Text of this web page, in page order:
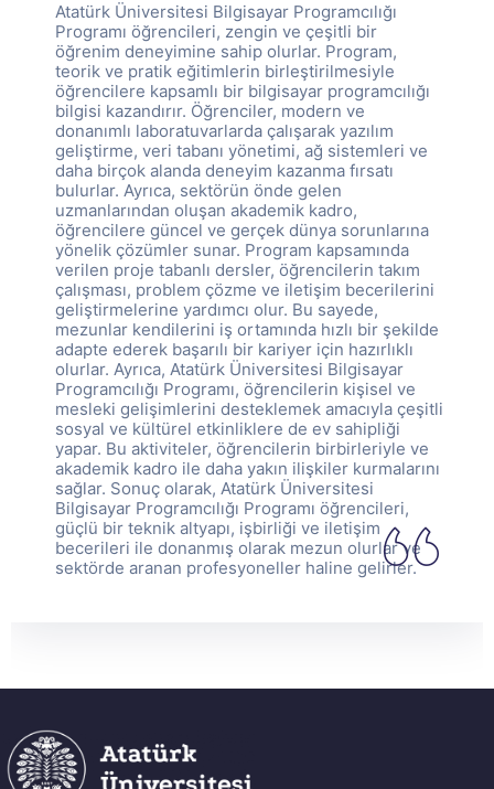
Atatürk Üniversitesi Bilgisayar Programcılığı
Programı öğrencileri, zengin ve çeşitli bir
öğrenim deneyimine sahip olurlar. Program,
teorik ve pratik eğitimlerin birleştirilmesiyle
öğrencilere kapsamlı bir bilgisayar programcılığı
bilgisi kazandırır. Öğrenciler, modern ve
donanımlı laboratuvarlarda çalışarak yazılım
geliştirme, veri tabanı yönetimi, ağ sistemleri ve
daha birçok alanda deneyim kazanma fırsatı
bulurlar. Ayrıca, sektörün önde gelen
uzmanlarından oluşan akademik kadro,
öğrencilere güncel ve gerçek dünya sorunlarına
yönelik çözümler sunar. Program kapsamında
verilen proje tabanlı dersler, öğrencilerin takım
çalışması, problem çözme ve iletişim becerilerini
geliştirmelerine yardımcı olur. Bu sayede,
mezunlar kendilerini iş ortamında hızlı bir şekilde
adapte ederek başarılı bir kariyer için hazırlıklı
olurlar. Ayrıca, Atatürk Üniversitesi Bilgisayar
Programcılığı Programı, öğrencilerin kişisel ve
mesleki gelişimlerini desteklemek amacıyla çeşitli
sosyal ve kültürel etkinliklere de ev sahipliği
yapar. Bu aktiviteler, öğrencilerin birbirleriyle ve
akademik kadro ile daha yakın ilişkiler kurmalarını
sağlar. Sonuç olarak, Atatürk Üniversitesi
Bilgisayar Programcılığı Programı öğrencileri,
güçlü bir teknik altyapı, işbirliği ve iletişim
becerileri ile donanmış olarak mezun olurlar ve
sektörde aranan profesyoneller haline gelirler.